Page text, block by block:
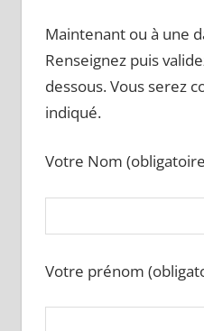
Maintenant ou à une
Renseignez puis
dessous. Vous serez
indiqué.
Votre Nom
Votre prénom